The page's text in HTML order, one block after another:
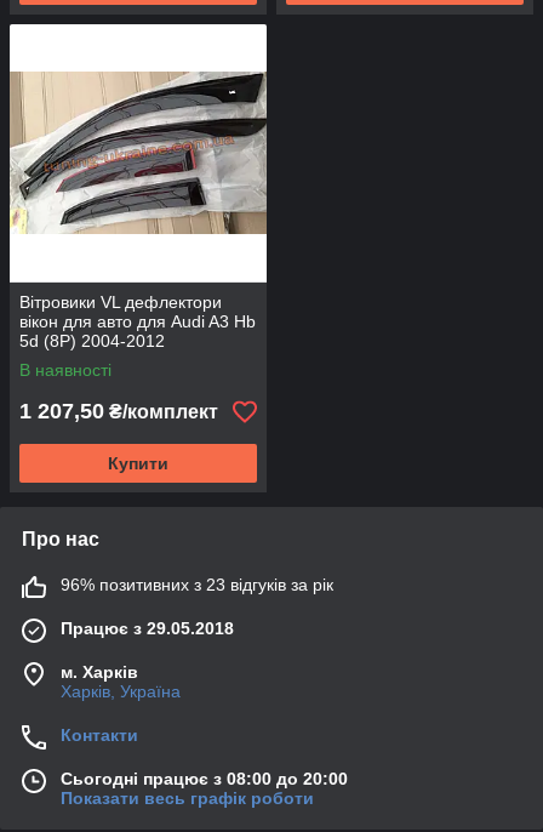
Вітровики VL дефлектори
вікон для авто для Audi A3 Hb
5d (8P) 2004-2012
В наявності
1 207,50 ₴/комплект
Купити
Про нас
96% позитивних з 23 відгуків за рік
Працює з 29.05.2018
м. Харків
Харків, Україна
Контакти
Сьогодні працює з 08:00 до 20:00
Показати весь графік роботи